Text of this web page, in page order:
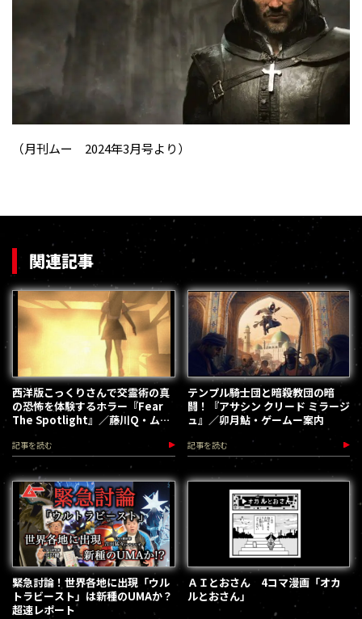
（月刊ムー 2024年3月号より）
関連記事
西洋版こっくりさんで交霊術の真
の恐怖を体験するホラー『Fear
The Spotlight』／藤川Q・ムー
記事を読む
テンプル騎士団と暗殺教団の暗
闘！『アサシン クリード ミラージ
ュ』／卯月鮎・ゲームー案内
記事を読む
緊急討論！世界各地に出現「ウル
トラビースト」は新種のUMAか？
超速レポート
ＡＩとおさん 4コマ漫画「オカ
ルとおさん」